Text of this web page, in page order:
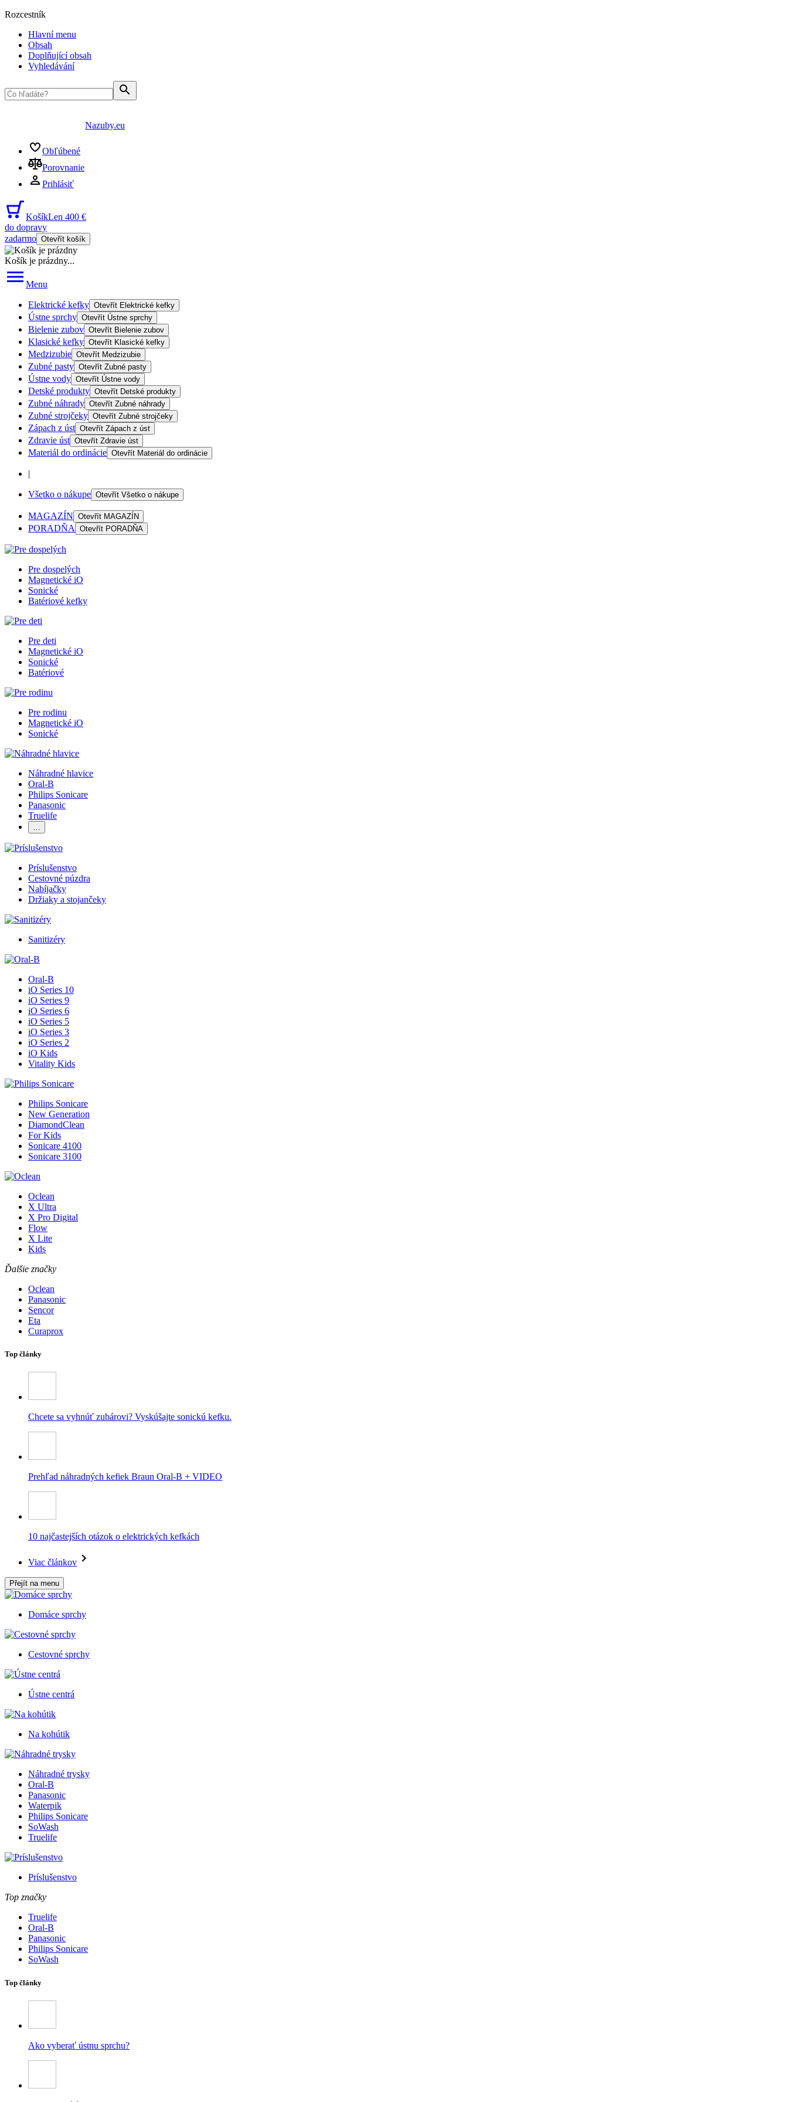
Rozcestník
Hlavní menu
Obsah
Doplňující obsah
Vyhledávání
Nazuby.eu
Obľúbené
Porovnanie
Prihlásiť
KošíkLen 400 €
do dopravy
zadarmo Otevřít košík
Košík je prázdny...
Menu
Elektrické kefky Otevřít Elektrické kefky
Ústne sprchy Otevřít Ústne sprchy
Bielenie zubov Otevřít Bielenie zubov
Klasické kefky Otevřít Klasické kefky
Medzizubie Otevřít Medzizubie
Zubné pasty Otevřít Zubné pasty
Ústne vody Otevřít Ústne vody
Detské produkty Otevřít Detské produkty
Zubné náhrady Otevřít Zubné náhrady
Zubné strojčeky Otevřít Zubné strojčeky
Zápach z úst Otevřít Zápach z úst
Zdravie úst Otevřít Zdravie úst
Materiál do ordinácie Otevřít Materiál do ordinácie
|
Všetko o nákupe Otevřít Všetko o nákupe
MAGAZÍN Otevřít MAGAZÍN
PORADŇA Otevřít PORADŇA
Pre dospelých
Magnetické iO
Sonické
Batériové kefky
Pre deti
Magnetické iO
Sonické
Batériové
Pre rodinu
Magnetické iO
Sonické
Náhradné hlavice
Oral-B
Philips Sonicare
Panasonic
Truelife
…
Príslušenstvo
Cestovné púzdra
Nabíjačky
Držiaky a stojančeky
Sanitizéry
Oral-B
iO Series 10
iO Series 9
iO Series 6
iO Series 5
iO Series 3
iO Series 2
iO Kids
Vitality Kids
Philips Sonicare
New Generation
DiamondClean
For Kids
Sonicare 4100
Sonicare 3100
Oclean
X Ultra
X Pro Digital
Flow
X Lite
Kids
Ďalšie značky
Oclean
Panasonic
Sencor
Eta
Curaprox
Top články
Chcete sa vyhnúť zubárovi? Vyskúšajte sonickú kefku.
Prehľad náhradných kefiek Braun Oral-B + VIDEO
10 najčastejších otázok o elektrických kefkách
Viac článkov
Přejít na menu
Domáce sprchy
Cestovné sprchy
Ústne centrá
Na kohútik
Náhradné trysky
Oral-B
Panasonic
Waterpik
Philips Sonicare
SoWash
Truelife
Príslušenstvo
Top značky
Truelife
Oral-B
Panasonic
Philips Sonicare
SoWash
Top články
Ako vyberať ústnu sprchu?